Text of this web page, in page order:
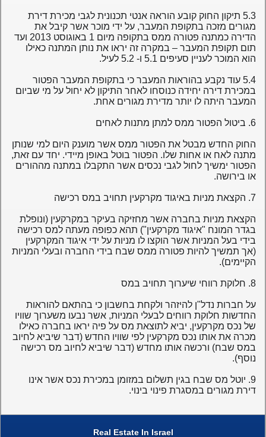
5.3 תיקון החוק קובע הוראה אנטי תכנונית לגבי מכירת דירת
מגורים מזכה בתקופת המעבר, על ידי מוכר אשר קיבל את
הדירה כמתנה פטורה ממס בתקופה מיום 1 באוגוסט 2013 ועד
תום תקופת המעבר – במקרה זה יראו את נותן המתנה כאילו
הוא המוכר לעניין סעיפים 5.1 ו- 5.2 לעיל.
5.4 עוד נקבע בהוראות המעבר כי בתקופת המעבר הפטור
במכירת דירה יחידה כנוסחו לאחר התיקון לא יחול על מי שביום
המעבר היתה לו יותר מדירת מגורים אחת.
6. ביטול הפטור ממס למתן מתנות לאחים
החוק החדש מבטל את הפטור ממס אשר מוענק היום למי שנותן
מתנה לאח או אחות שלו. הפטור בוטל באופן מיידי. יחד עם זאת,
הפטור ימשיך לחול לגבי נכסים אשר התקבלו במתנה מההורים
או בירושה.
7. הקצאת מניות באיגוד מקרקעין תחויב במס רכישה
הקצאת מניות בחברה אשר מחזיקה בעיקר במקרקעין (ונופלת
בגדר המונח "איגוד מקרקעין") תהא כפופה מעתה למס רכישה
בידי בעל המניות אשר הוקצו לו מניות על ידי איגוד המקרקעין
(אך תמשיך להיות פטורה ממס שבח בידי החברה ובעלי המניות
הקיימים).
8. חלוקת רווחי שיערוך תחויב במס
על חברות נדל"ן להיזהר ולקחת בחשבון כי בהתאם להוראות
החדשות חלוקת רווחים לבעלי המניות, אשר נבעו משערוך שוויו
של נכס מקרקעין, יביא לתוצאת מס על פיה יראו בחברה כאילו
מכרה את אותו נכס מקרקעין לפי שוויו החדש (דבר שיביא לחיוב
במס שבח) ורכשה אותו מחדש (דבר שיביא לחיוב מס רכישה
נוסף).
9. יוטל מס שבח בגין תשלום במזומן במכירת נכס אשר אינו
דירת מגורים במסגרת פינוי בינוי.
Real Estate In Israel